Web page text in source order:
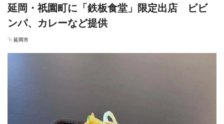
延岡・祇園町に「鉄板食堂」限定出店 ビビ
ンパ、カレーなど提供
延岡市